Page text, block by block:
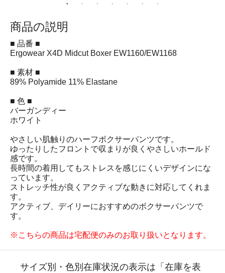
商品の説明
■ 品番 ■
Ergowear X4D Midcut Boxer EW1160/EW1168
■ 素材 ■
89% Polyamide 11% Elastane
■ 色 ■
バーガンディー
ホワイト
やさしい肌触りのハーフボクサーパンツです。
ゆったりしたフロントで収まりが良くやさしいホールド
感です。
長時間の着用してもストレスを感じにくいデザインにな
っています。
ストレッチ性が良くアクティブな動きに対応してくれま
す。
アクティブ、デイリーにおすすめのボクサーパンツで
す。
※こちらの商品は宅配便のみのお取り扱いとなります。
サイズ別・色別在庫状況の表示は「在庫を表